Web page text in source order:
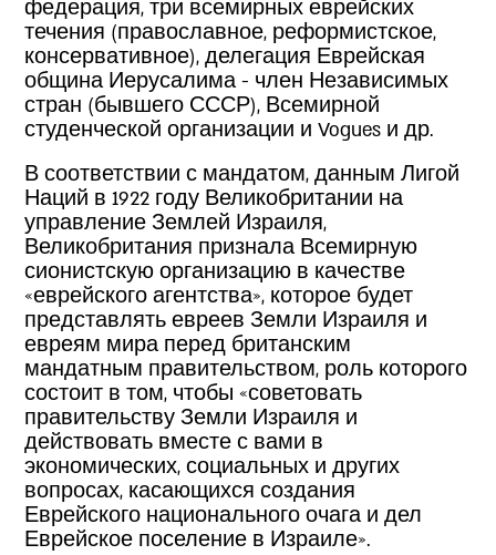
федерация, три всемирных еврейских
течения (православное, реформистское,
консервативное), делегация Еврейская
община Иерусалима - член Независимых
стран (бывшего СССР), Всемирной
студенческой организации и Vogues и др.
В соответствии с мандатом, данным Лигой
Наций в 1922 году Великобритании на
управление Землей Израиля,
Великобритания признала Всемирную
сионистскую организацию в качестве
«еврейского агентства», которое будет
представлять евреев Земли Израиля и
евреям мира перед британским
мандатным правительством, роль которого
состоит в том, чтобы «советовать
правительству Земли Израиля и
действовать вместе с вами в
экономических, социальных и других
вопросах, касающихся создания
Еврейского национального очага и дел
Еврейское поселение в Израиле».